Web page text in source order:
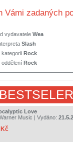
Vámi zadaných
vydavatele Wea
Slash
Rock
Rock
Love
Music | Vydáno: